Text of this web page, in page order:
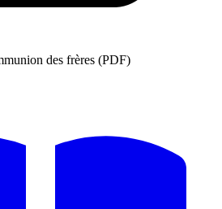
des frères (PDF)